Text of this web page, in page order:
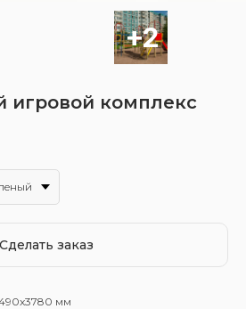
игровой комплекс
Сделать заказ
мм